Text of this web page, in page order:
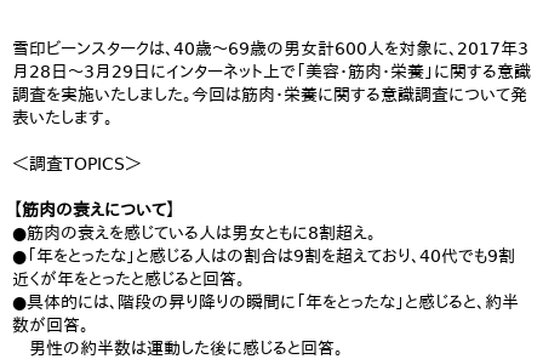
雪印ビーンスタークは、40歳～69歳の男女計600人を対象に、2017年3
月28日～3月29日にインターネット上で「美容・筋肉・栄養」に関する意識
調査を実施いたしました。今回は筋肉・栄養に関する意識調査について発
表いたします。
＜調査TOPICS＞
【筋肉の衰えについて】
●筋肉の衰えを感じている人は男女ともに8割超え。
●「年をとったな」と感じる人はの割合は9割を超えており、40代でも9割
近くが年をとったと感じると回答。
●具体的には、階段の昇り降りの瞬間に「年をとったな」と感じると、約半
数が回答。
男性の約半数は運動した後に感じると回答。